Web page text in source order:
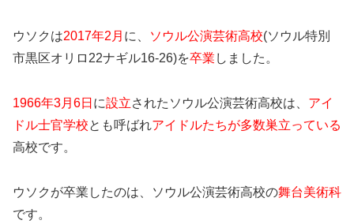
ウソクは2017年2月 に、 ソウル公演芸術高校(ソウル特別
市黒区オリロ22ナギル16-26)を卒業 しました。
1966年3月6日 に設立されたソウル公演芸術高校は、 アイ
ドル士官学校とも呼ばれアイドルたちが多数巣立っている
高校です。
ウソクが卒業したのは、ソウル公演芸術高校の舞台美術科
です。